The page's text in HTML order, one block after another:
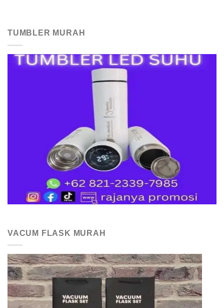
TUMBLER MURAH
VACUM FLASK MURAH